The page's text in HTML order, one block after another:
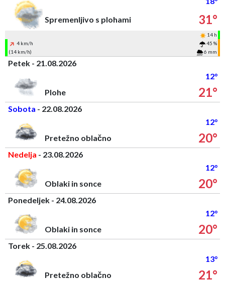
Spremenljivo s plohami
31°
14 h
4 km/h
45 %
(14 km/h)
6 mm
Petek - 21.08.2026
12°
Plohe
21°
Sobota - 22.08.2026
12°
Pretežno oblačno
20°
Nedelja - 23.08.2026
12°
Oblaki in sonce
20°
Ponedeljek - 24.08.2026
12°
Oblaki in sonce
20°
Torek - 25.08.2026
13°
Pretežno oblačno
21°